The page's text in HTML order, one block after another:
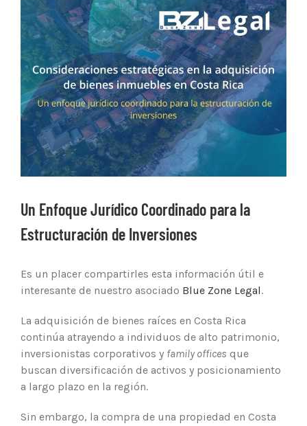
Ver
imagen
más
grande
Un Enfoque Jurídico Coordinado para la
Estructuración de Inversiones
Es un placer compartirles esta información útil e
interesante de nuestro asociado Blue Zone Legal.
La adquisición de bienes raíces en Costa Rica
continúa atrayendo a individuos de alto patrimonio,
inversionistas corporativos y family offices que
buscan diversificación de activos y posicionamiento
a largo plazo en la región.
Sin embargo, la compra de una propiedad en Costa